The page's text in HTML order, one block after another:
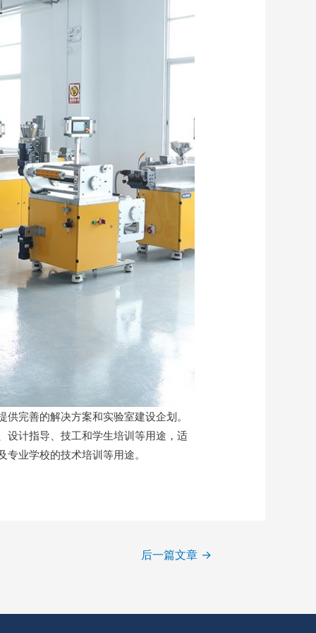
完善的解决方案和实验室建设企划。
设计指导、技工和学生培训等用途，适
业学校的技术培训等用途。
后一篇文章 →